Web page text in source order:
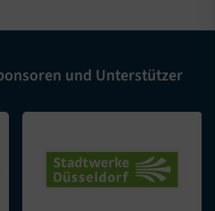
und Unterstützer